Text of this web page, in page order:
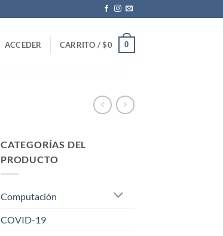
ACCEDER CARRITO /$0 0
CATEGORÍAS DEL
PRODUCTO
Computación
COVID-19